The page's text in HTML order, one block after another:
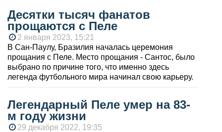
Десятки тысяч фанатов
прощаются с Пеле
2 января 2023, 15:21
В Сан-Паулу, Бразилия началась церемония
прощания с Пеле. Место прощания - Сантос, было
выбрано по причине того, что именно здесь
легенда футбольного мира начинал свою карьеру.
Легендарный Пеле умер на 83-
м году жизни
29 декабря 2022, 19:35